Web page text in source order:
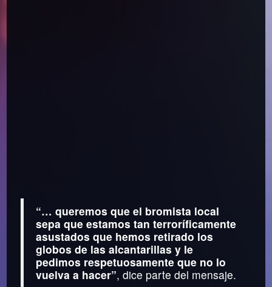
“… queremos que el bromista local
sepa que estamos tan terroríficamente
asustados que hemos retirado los
globos de las alcantarillas y le
pedimos respetuosamente que no lo
vuelva a hacer”, dice parte del mensaje.